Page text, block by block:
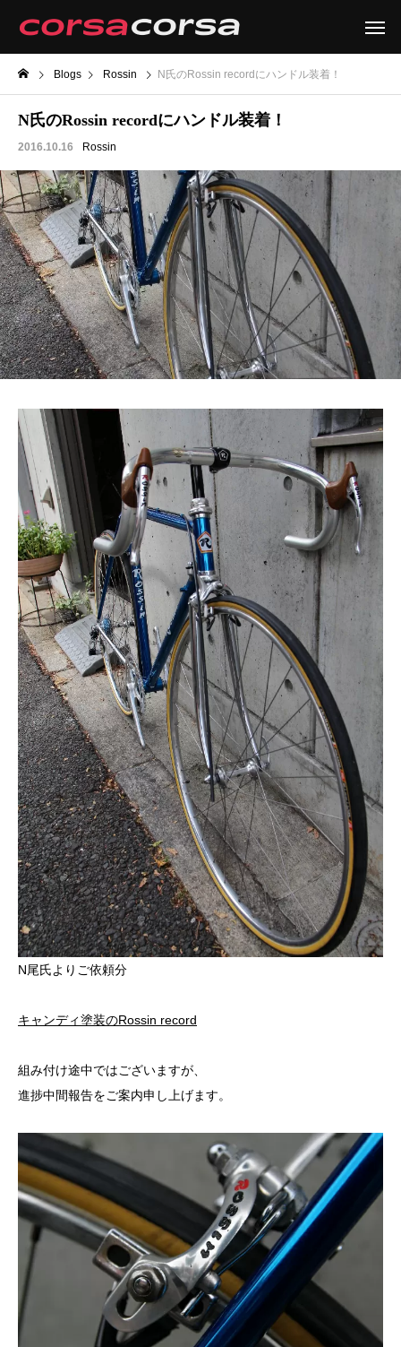
Blogs Rossin N氏のRossin recordにハンドル装着！
N氏のRossin recordにハンドル装着！
2016.10.16 Rossin
N尾氏よりご依頼分
キャンディ塗装のRossin record
組み付け途中ではございますが、
進捗中間報告をご案内申し上げます。